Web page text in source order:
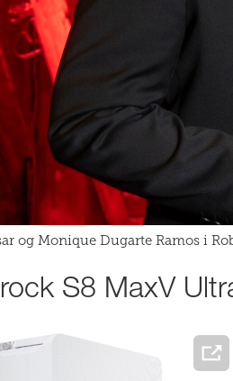
og Monique Dugarte Ramos i
S8 MaxV